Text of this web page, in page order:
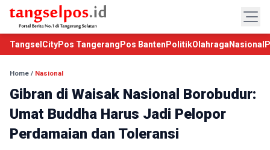
TangselCityPos Tangerang Pos Banten PolitikOlahraga Nasional
Home / Nasional
Gibran di Waisak Nasional Borobudur:
Umat Buddha Harus Jadi Pelopor
Perdamaian dan Toleransi